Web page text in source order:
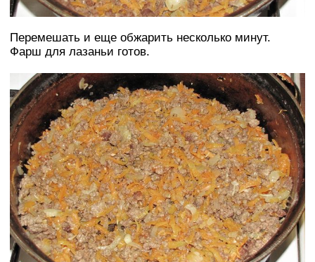
Перемешать и еще обжарить несколько минут.
Фарш для лазаньи готов.